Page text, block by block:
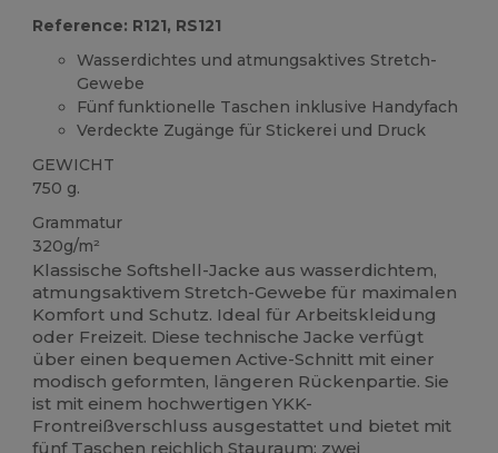
Reference: R121, RS121
Wasserdichtes und atmungsaktives Stretch-
Gewebe
Fünf funktionelle Taschen inklusive Handyfach
Verdeckte Zugänge für Stickerei und Druck
GEWICHT
750 g.
Grammatur
320g/m²
Klassische Softshell-Jacke aus wasserdichtem,
atmungsaktivem Stretch-Gewebe für maximalen
Komfort und Schutz. Ideal für Arbeitskleidung
oder Freizeit. Diese technische Jacke verfügt
über einen bequemen Active-Schnitt mit einer
modisch geformten, längeren Rückenpartie. Sie
ist mit einem hochwertigen YKK-
Frontreißverschluss ausgestattet und bietet mit
fünf Taschen reichlich Stauraum: zwei